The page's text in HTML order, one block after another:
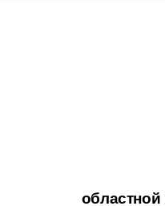
областной